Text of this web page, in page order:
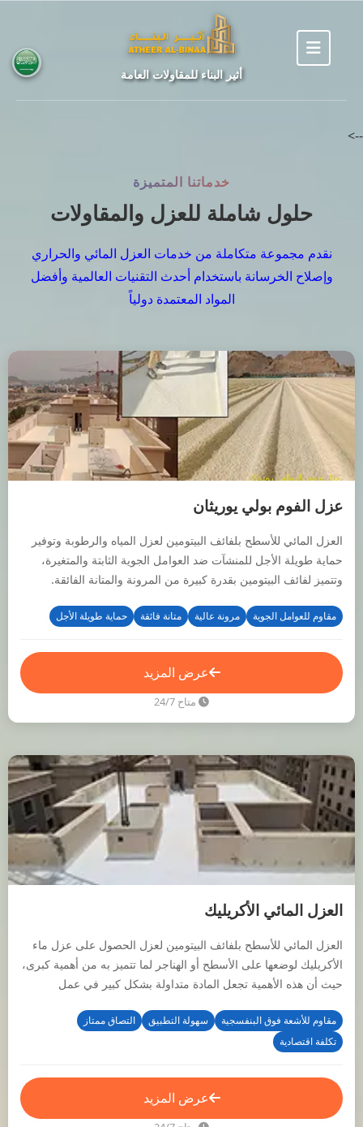
أثير البناء للمقاولات العامة
-->
خدماتنا المتميزة
حلول شاملة للعزل والمقاولات
نقدم مجموعة متكاملة من خدمات العزل المائي والحراري
وإصلاح الخرسانة باستخدام أحدث التقنيات العالمية وأفضل
المواد المعتمدة دولياً
عزل الفوم بولي يوريثان
العزل المائي للأسطح بلفائف البيتومين لعزل المياه والرطوبة وتوفير
حماية طويلة الأجل للمنشآت ضد العوامل الجوية الثابتة والمتغيرة،
وتتميز لفائف البيتومين بقدرة كبيرة من المرونة والمتانة الفائقة.
مقاوم للعوامل الجوية مرونة عالية متانة فائقة حماية طويلة الأجل
عرض المزيد
متاح 24/7
العزل المائي الأكريليك
العزل المائي للأسطح بلفائف البيتومين لعزل الحصول على عزل ماء
الأكريليك لوضعها على الأسطح أو الهناجر لما تتميز به من أهمية كبرى،
حيث أن هذه الأهمية تجعل المادة متداولة بشكل كبير في عمل
مقاوم للأشعة فوق البنفسجية سهولة التطبيق
التصاق ممتاز
تكلفة اقتصادية
عرض المزيد